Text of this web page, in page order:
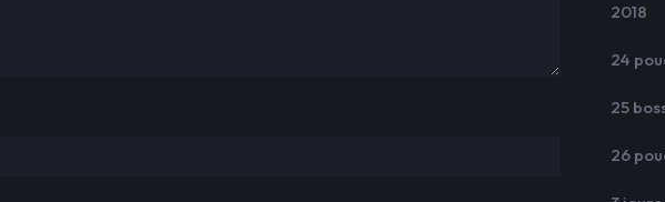
2018
24
25
26